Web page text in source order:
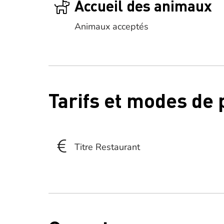
Accueil des animaux
Animaux acceptés
Tarifs et modes de
Titre Restaurant